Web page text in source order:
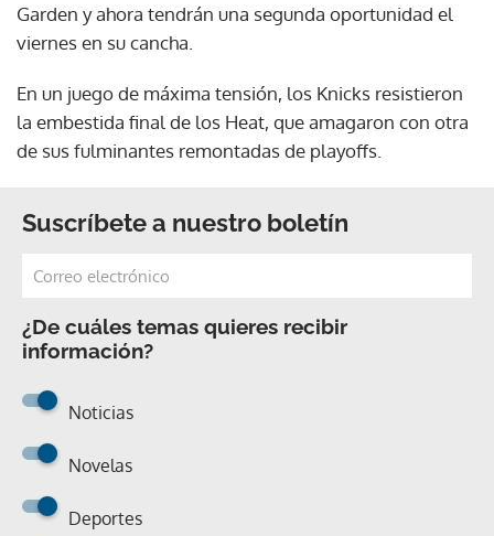
Garden y ahora tendrán una segunda oportunidad el
viernes en su cancha.
En un juego de máxima tensión, los Knicks resistieron
la embestida final de los Heat, que amagaron con otra
de sus fulminantes remontadas de playoffs.
Suscríbete a nuestro boletín
¿De cuáles temas quieres recibir
información?
Noticias
Novelas
Deportes